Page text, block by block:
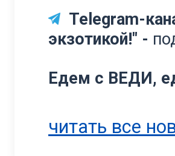
Telegram-
экзотикой!" -
Едем с ВЕДИ,
читать все